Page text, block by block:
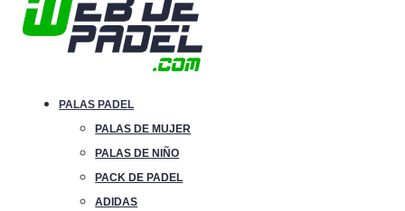
PALAS PADEL
PALAS DE MUJER
PALAS DE NIÑO
PACK DE PADEL
ADIDAS